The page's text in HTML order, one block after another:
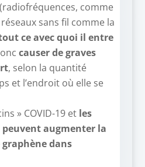
comme
sans fil comme la
ce avec quoi il entre
causer de graves
, selon la quantité
et l’endroit où elle se
» COVID-19 et les
augmenter la
dans